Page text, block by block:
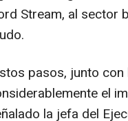
Stream, al sector
pasos, junto
el
la jefa del